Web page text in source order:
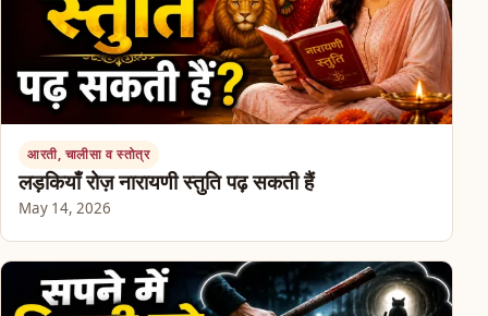
आरती, चालीसा व स्तोत्र
लड़कियाँ रोज़ नारायणी स्तुति पढ़ सकती हैं
May 14, 2026